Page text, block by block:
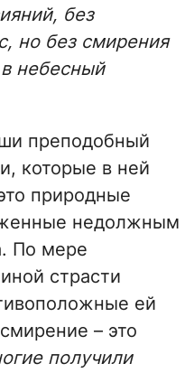
без
но без смирения
небесный
преподобный
которые в ней
природные
недолжным
По мере
страсти
ей
– это
получили